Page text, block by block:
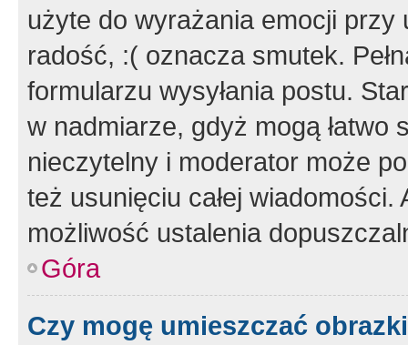
użyte do wyrażania emocji
radość, :( oznacza smutek.
formularzu wysyłania postu.
w nadmiarze, gdyż mogą
nieczytelny i moderator może
też usunięciu całej
możliwość ustalenia
Góra
Czy mogę umieszczać